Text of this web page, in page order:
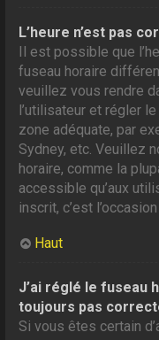
L’heure n’est pas
Il est possible que
fuseau horaire
veuillez vous rendre
l’utilisateur et régler
zone adéquate, par
Sydney, etc. Veuillez
horaire, comme la
accessible qu’aux
inscrit, c’est
Haut
J’ai réglé le fuseau
toujours pas
Si vous êtes certain